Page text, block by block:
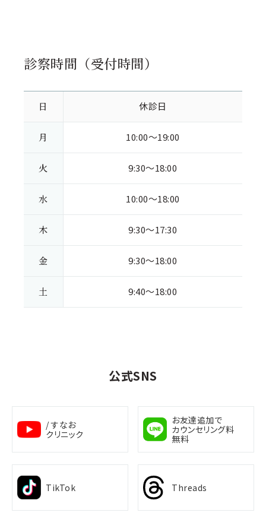
診察時間（受付時間）
日
月
火
水
木
金
土
休診日
10:00～19:00
9:30～18:00
10:00～18:00
9:30～17:30
9:30～18:00
9:40～18:00
公式SNS
/ すなお
クリニック
お友達追加で
カウンセリング料
無料
TikTok Threads